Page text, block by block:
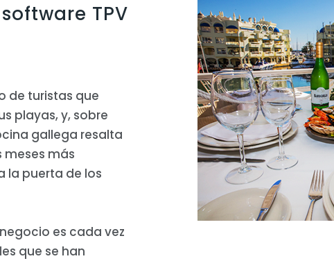
TPV
de turistas que
playas, y, sobre
gallega resalta
meses más
la puerta de los
es cada vez
que se han